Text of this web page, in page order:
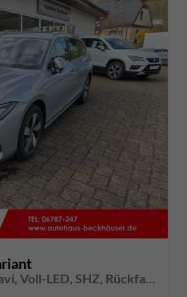
Business 1,5TSI DSG - Navi, Voll-LED, SHZ, Rückfahrkamera, AHK